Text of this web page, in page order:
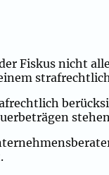
Fiskus nicht